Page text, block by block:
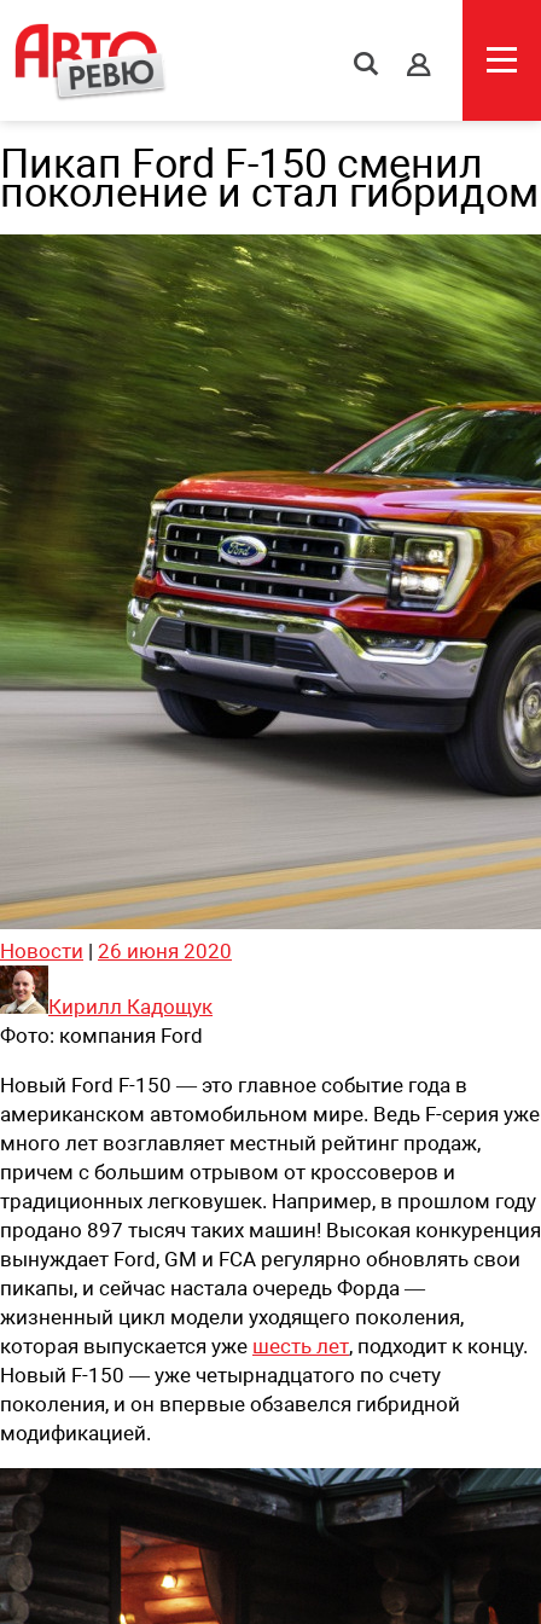
s
Пикап Ford F-150 сменил
поколение и стал гибридом
Новости | 26 июня 2020
Кирилл Кадощук
Фото: компания Ford
Новый Ford F-150 — это главное событие года в
американском автомобильном мире. Ведь F-серия уже
много лет возглавляет местный рейтинг продаж,
причем с большим отрывом от кроссоверов и
традиционных легковушек. Например, в прошлом году
продано 897 тысяч таких машин! Высокая конкуренция
вынуждает Ford, GM и FCA регулярно обновлять свои
пикапы, и сейчас настала очередь Форда —
жизненный цикл модели уходящего поколения,
которая выпускается уже шесть лет, подходит к концу.
Новый F-150 — уже четырнадцатого по счету
поколения, и он впервые обзавелся гибридной
модификацией.